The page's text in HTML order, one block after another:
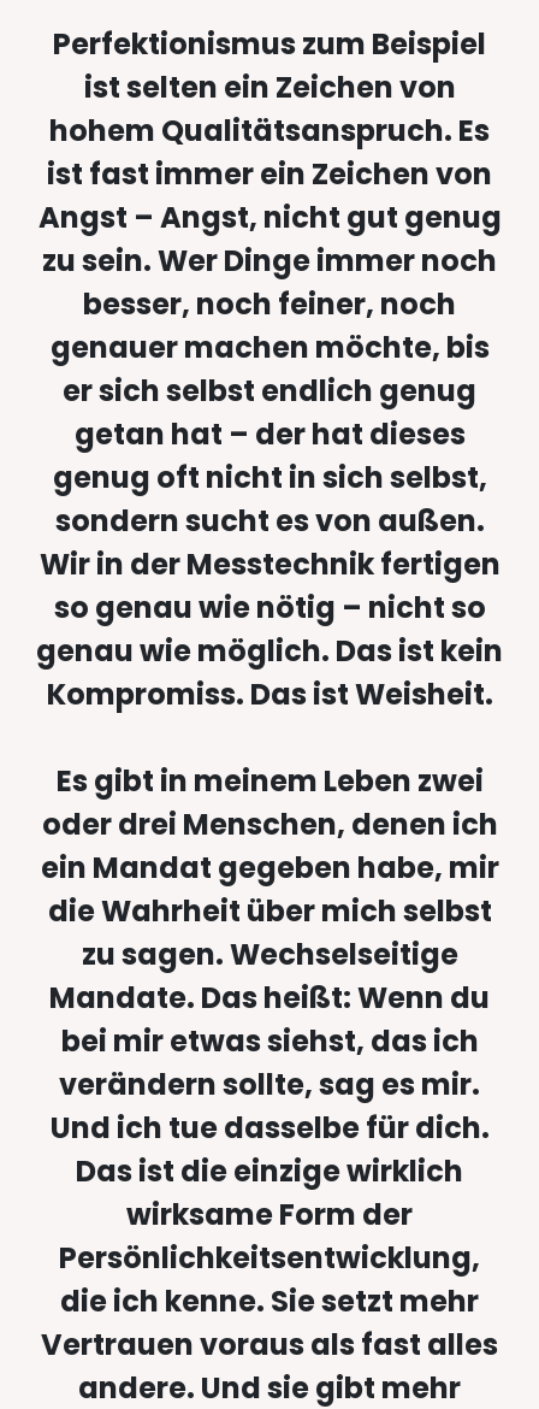
Perfektionismus zum Beispiel
ist selten ein Zeichen von
hohem Qualitätsanspruch. Es
ist fast immer ein Zeichen von
Angst – Angst, nicht gut genug
zu sein. Wer Dinge immer noch
besser, noch feiner, noch
genauer machen möchte, bis
er sich selbst endlich genug
getan hat – der hat dieses
genug oft nicht in sich selbst,
sondern sucht es von außen.
Wir in der Messtechnik fertigen
so genau wie nötig – nicht so
genau wie möglich. Das ist kein
Kompromiss. Das ist Weisheit.
Es gibt in meinem Leben zwei
oder drei Menschen, denen ich
ein Mandat gegeben habe, mir
die Wahrheit über mich selbst
zu sagen. Wechselseitige
Mandate. Das heißt: Wenn du
bei mir etwas siehst, das ich
verändern sollte, sag es mir.
Und ich tue dasselbe für dich.
Das ist die einzige wirklich
wirksame Form der
Persönlichkeitsentwicklung,
die ich kenne. Sie setzt mehr
Vertrauen voraus als fast alles
andere. Und sie gibt mehr